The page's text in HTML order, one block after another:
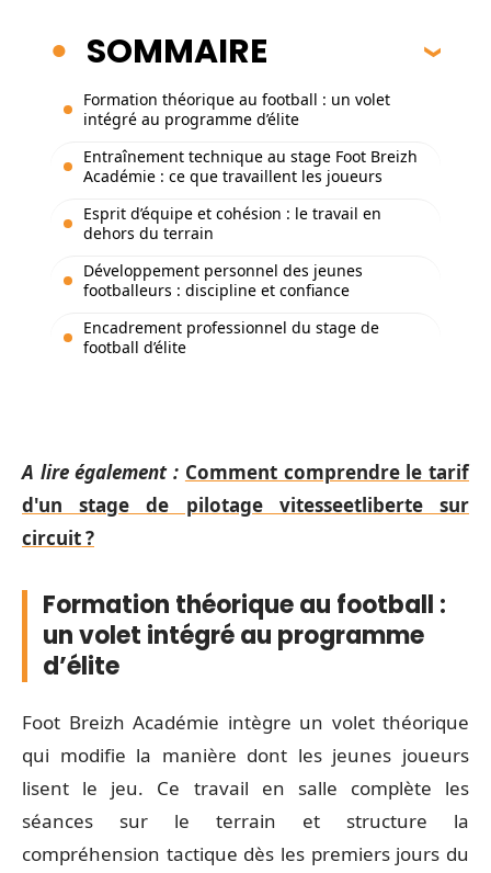
SOMMAIRE
Formation théorique au football : un volet
intégré au programme d’élite
Entraînement technique au stage Foot Breizh
Académie : ce que travaillent les joueurs
Esprit d’équipe et cohésion : le travail en
dehors du terrain
Développement personnel des jeunes
footballeurs : discipline et confiance
Encadrement professionnel du stage de
football d’élite
A lire également : Comment comprendre le tarif
d'un stage de pilotage vitesseetliberte sur
circuit ?
Formation théorique au football :
un volet intégré au programme
d’élite
Foot Breizh Académie intègre un volet théorique
qui modifie la manière dont les jeunes joueurs
lisent le jeu. Ce travail en salle complète les
séances sur le terrain et structure la
compréhension tactique dès les premiers jours du